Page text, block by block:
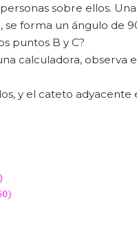
sobre ellos.
forma un ángulo de
puntos B y C?
calculadora, observa
y el cateto adyacente